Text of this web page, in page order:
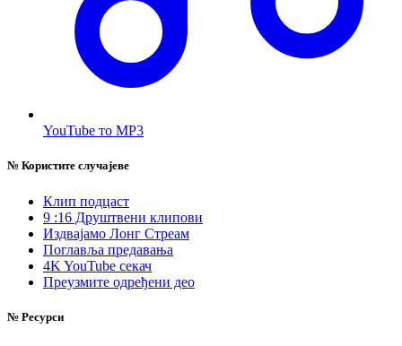
YouTube то MP3
№ Користите случајеве
Клип подцаст
9 :16 Друштвени клипови
Издвајамо Лонг Стреам
Поглавља предавања
4K YouTube секач
Преузмите одређени део
№ Ресурси